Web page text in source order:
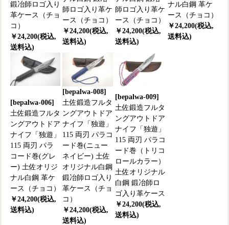
鍛冶師ロゴ入り
革ケース（チョ
コ）
￥24,200(税込,
送料込)
師ロゴ入り革ケ
ース（チョコ）
￥24,200(税込,
送料込)
師ロゴ入り革ケ
ース（チョコ）
￥24,200(税込,
送料込)
ナル白鋼 革ケ
ース（チョコ）
￥24,200(税込,
送料込)
[bepalwa-006]
土佐鍛造フルタ
ングアウトドア
ナイフ「独遊」
115 両刃 パラ
コード巻(グレ
ー) 土佐オリジ
ナル白鋼 革ケ
ース（チョコ）
￥24,200(税込,
送料込)
[bepalwa-008]
土佐鍛造フルタ
ングアウトドア
ナイフ「独遊」
115 両刃 パラコ
ード巻(ニュー
ネイビー) 土佐
オリジナル白鋼
鍛冶師ロゴ入り
革ケース（チョ
コ）
￥24,200(税込,
送料込)
[bepalwa-009]
土佐鍛造フルタ
ングアウトドア
ナイフ「独遊」
115 両刃 パラコ
ード巻（トリコ
ロールカラー）
土佐オリジナル
白鋼 鍛冶師ロ
ゴ入り革ケース
￥24,200(税込,
送料込)